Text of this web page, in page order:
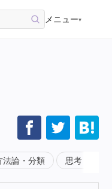
メニュー▾
法論・分類 思考・マイ